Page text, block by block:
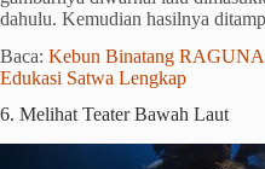
dahulu. Kemudian hasilnya
Baca: Kebun Binatang
Edukasi Satwa Lengkap
6. Melihat Teater Bawah Laut